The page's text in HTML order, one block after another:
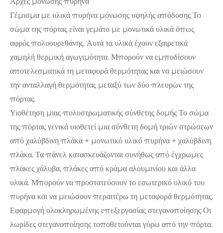
Γέμισμα με υλικά πυρήνα μόνωσης υψηλής απόδοσης Το
σώμα της πόρτας είναι γεμάτο με μονωτικά υλικά όπως
αφρός πολυουρεθάνης. Αυτά τα υλικά έχουν εξαιρετικά
χαμηλή θερμική αγωγιμότητα. Μπορούν να εμποδίσουν
αποτελεσματικά τη μεταφορά θερμότητας και να μειώσουν
την ανταλλαγή θερμότητας μεταξύ των δύο πλευρών της
πόρτας.
Υιοθέτηση μιας πολυστρωματικής σύνθετης δομής Το σώμα
της πόρτας γενικά υιοθετεί μια σύνθετη δομή τριών στρώσεων
από χαλύβδινη πλάκα + μονωτικό υλικό πυρήνα + χαλύβδινη
πλάκα. Τα πάνελ κατασκευάζονται συνήθως από έγχρωμες
πλάκες χάλυβα, πλάκες από κράμα αλουμινίου και άλλα
υλικά. Μπορούν να προστατεύσουν το εσωτερικό υλικό του
πυρήνα και να μειώσουν περαιτέρω τη μεταφορά θερμότητας.
Εφαρμογή ολοκληρωμένης επεξεργασίας στεγανοποίησης Οι
λωρίδες στεγανοποίησης τοποθετούνται γύρω από την πόρτα.